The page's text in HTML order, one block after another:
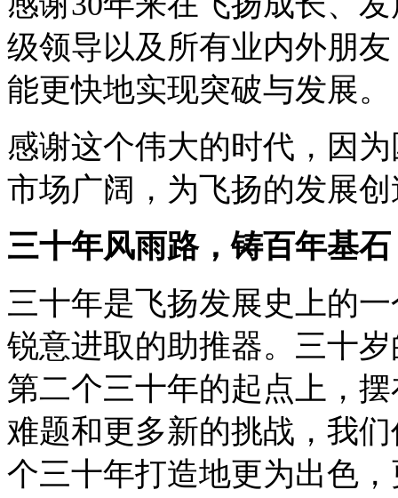
级领导以及所有业内外朋
能更快地实现突破与发展。
感谢这个伟大的时代，因
市场广阔，为飞扬的发展
三十年风雨路，铸百年基
三十年是飞扬发展史上的
锐意进取的助推器。三十
第二个三十年的起点上，
难题和更多新的挑战，我
个三十年打造地更为出色